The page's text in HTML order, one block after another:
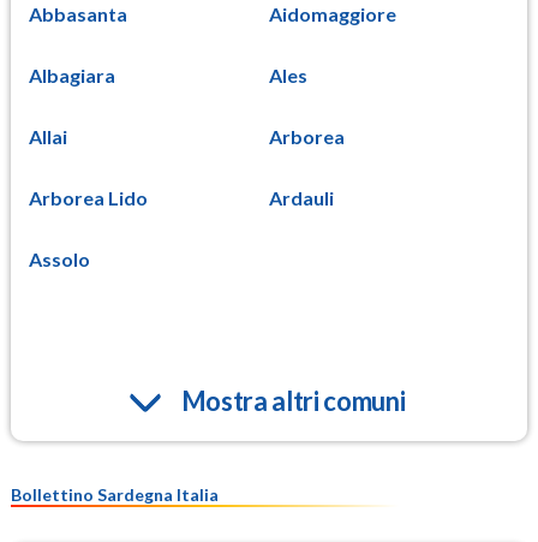
Abbasanta Aidomaggiore
Albagiara Ales
Allai Arborea
Arborea Lido Ardauli
Assolo
Mostra altri comuni
Bollettino Sardegna Italia